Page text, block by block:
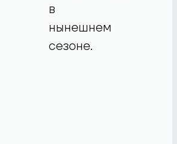
в
нынешнем
сезоне.